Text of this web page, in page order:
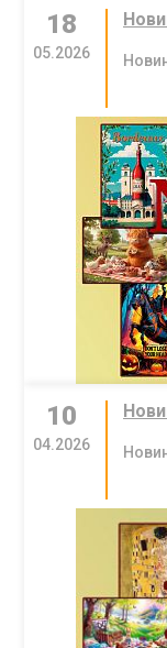
18
05.2026
10
04.2026